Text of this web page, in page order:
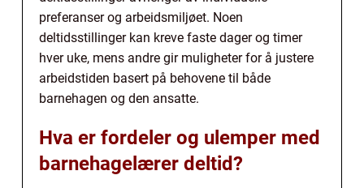
preferanser og arbeidsmiljøet. Noen
deltidsstillinger kan kreve faste dager og timer
hver uke, mens andre gir muligheter for å justere
arbeidstiden basert på behovene til både
barnehagen og den ansatte.
Hva er fordeler og ulemper med
barnehagelærer deltid?